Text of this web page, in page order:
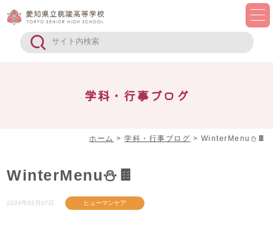
学科・行事ブログ
ホーム >学科・行事ブログ > WinterMenu⛄🍫
WinterMenu⛄🍫
2024年02月07日 ヒューマンケア